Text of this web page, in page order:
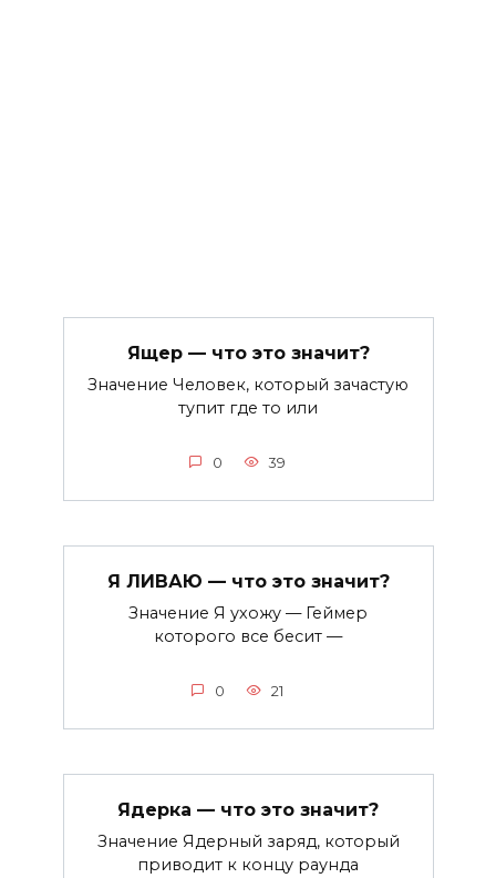
Ящер — что это значит?
Значение Человек, который зачастую
тупит где то или
0 39
Я ЛИВАЮ — что это значит?
Значение Я ухожу — Геймер
которого все бесит —
0 21
Ядерка — что это значит?
Значение Ядерный заряд, который
приводит к концу раунда